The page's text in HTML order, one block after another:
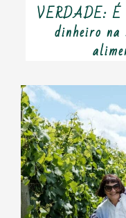
VERDADE: É
dinheiro na